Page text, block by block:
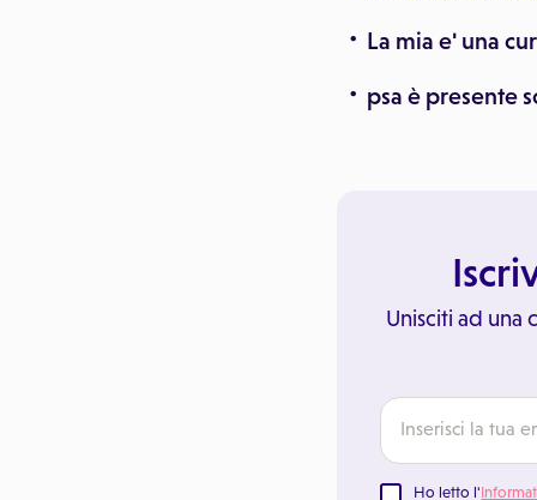
La mia e' una
psa è presente
Unisciti ad
Ho letto l'